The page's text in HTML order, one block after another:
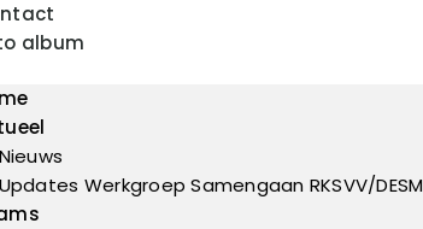
album
Werkgroep Samengaan RKSVV/DESM